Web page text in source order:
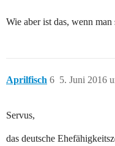
Wie aber ist das, wenn
Aprilfisch 5. Juni 2016
6
Servus,
das deutsche